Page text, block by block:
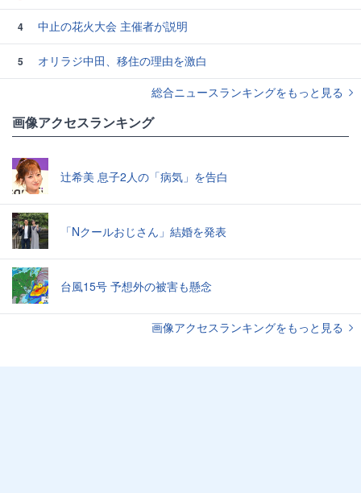
4 中止の花火大会 主催者が説明
5
オリラジ中田、移住の理由を激白
総合ニュースランキングをもっと見る
画像アクセスランキング
辻希美 息子2人の「病気」を告白
「Nクールおじさん」結婚を発表
台風15号 予想外の被害も懸念
画像アクセスランキングをもっと見る